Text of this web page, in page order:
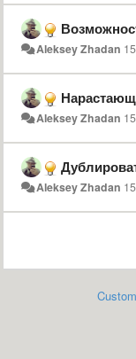
Возможность
Aleksey Zhadan
Нарастающий итог
Aleksey Zhadan
Aleksey Zhadan